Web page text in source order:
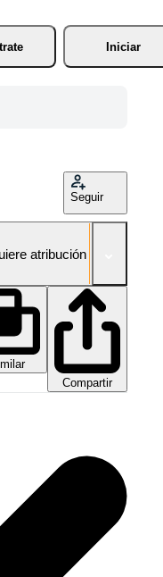
Iniciar
Seguir
atribución
Compartir